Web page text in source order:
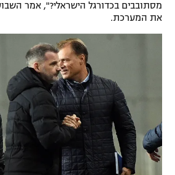
מסתובבים בכדורגל הישראלי?", אמר
את המערכת.